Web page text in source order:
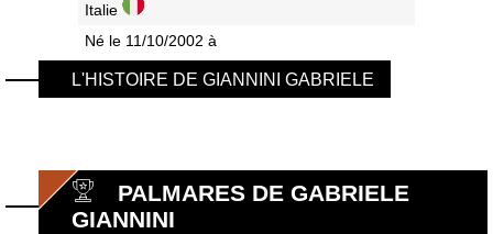
Italie
Né le 11/10/2002 à
L'HISTOIRE DE GIANNINI GABRIELE
PALMARES DE GABRIELE
GIANNINI